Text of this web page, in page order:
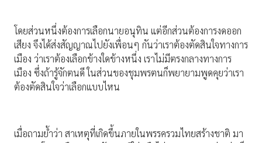
โดยส่วนหนึ่งต้องการเลือกนายอนุทิน แต่อีกส่วนต้องการงดออก
เสียง จึงได้ส่งสัญญาณไปยังเพื่อนๆ กันว่าเราต้องตัดสินใจทางการ
เมือง ว่าเราต้องเลือกข้างใดข้างหนึ่ง เราไม่มีตรงกลางทางการ
เมือง ซึ่งถ้ารู้จักตนดี ในส่วนของชุมพรตนก็พยายามพูดคุยว่าเรา
ต้องตัดสินใจว่าเลือกแบบไหน
เมื่อถามย้ำว่า สาเหตุที่เกิดขึ้นภายในพรรครวมไทยสร้างชาติ มา